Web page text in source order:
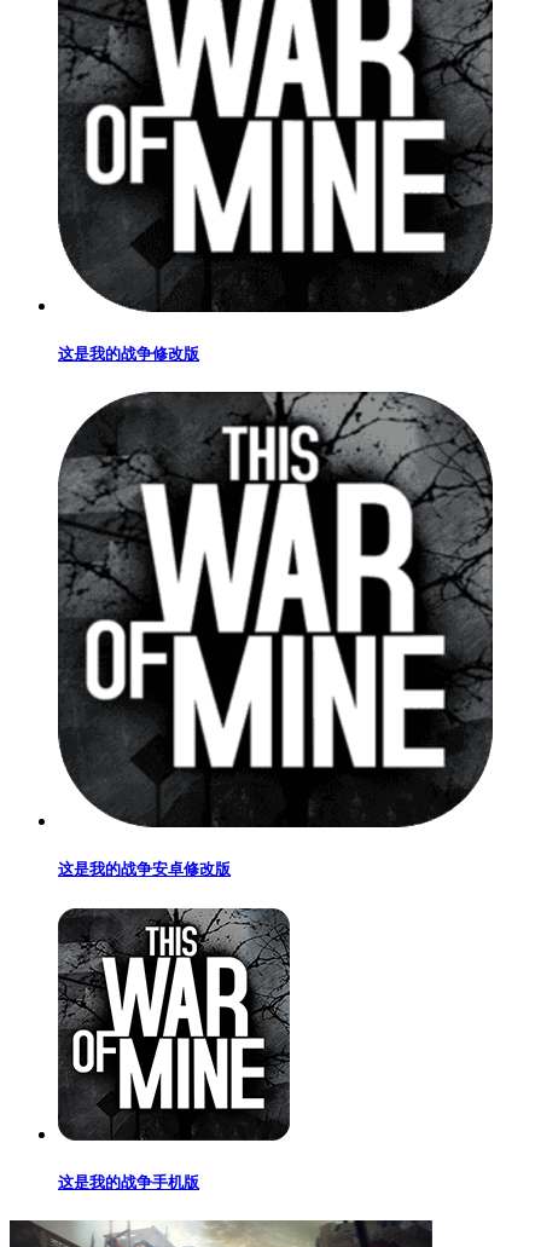
这是我的战争修改版
这是我的战争安卓修改版
这是我的战争手机版